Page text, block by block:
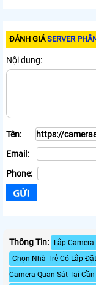
ĐÁNH GIÁSERVER
Nội dung:
Tên:
Email:
Phone:
Thông Tin: Lắp
Chọn Nhà Trẻ Có Lắp
Camera Quan Sát Tại